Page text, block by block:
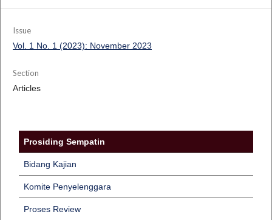
Issue
Vol. 1 No. 1 (2023): November 2023
Section
Articles
Prosiding Sempatin
Bidang Kajian
Komite Penyelenggara
Proses Review